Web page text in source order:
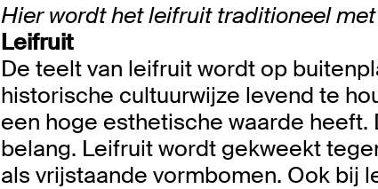
Hier wordt het leifruit traditioneel
Leifruit
De teelt van leifruit wordt op
historische cultuurwijze levend te
een hoge esthetische waarde
belang. Leifruit wordt gekweekt
als vrijstaande vormbomen. Ook bij